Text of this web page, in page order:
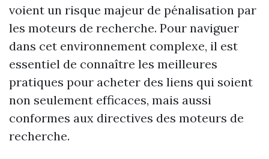
voient un risque majeur de pénalisation par
les moteurs de recherche. Pour naviguer
dans cet environnement complexe, il est
essentiel de connaître les meilleures
pratiques pour acheter des liens qui soient
non seulement efficaces, mais aussi
conformes aux directives des moteurs de
recherche.